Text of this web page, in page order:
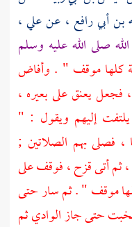
بن أبي رافع ، عنعلي،
صلى الله عليه وسلم
كلها موقف " . وأفاض
، فجعل يعنق على بعيره ،
يلتفت إليهم ويقول : "
، فصلى بهم الصلاتين ;
ثم أتىقزح ،فوقف على
موقف " . ثم سار حتى
حتى جاز الوادي ثم